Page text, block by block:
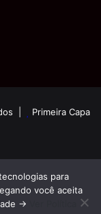
| Primeira Capa
para
você aceita
->